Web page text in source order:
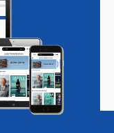
Vacatures